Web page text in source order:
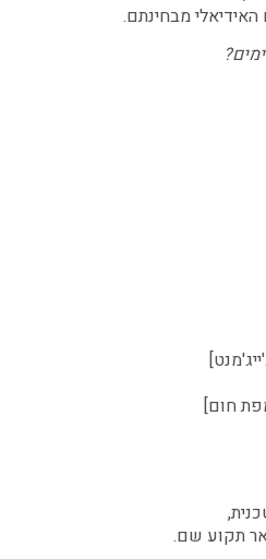
האידיאלי מבחינתם.
חום]
תקוע שם.